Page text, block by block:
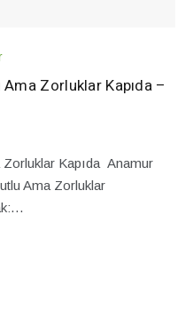
Zorluklar Kapıda –
Zorluklar Kapıda Anamur
Ama Zorluklar